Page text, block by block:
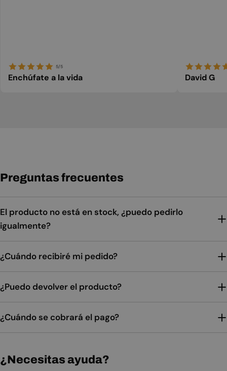
5/5
Enchúfate a la vida David G
Preguntas frecuentes
El producto no está en stock, ¿puedo pedirlo
igualmente?
¿Cuándo recibiré mi pedido?
¿Puedo devolver el producto?
¿Cuándo se cobrará el pago?
¿Necesitas ayuda?